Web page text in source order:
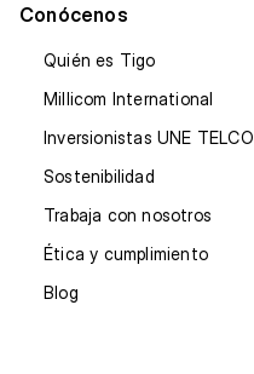
Conócenos
Quién es Tigo
Millicom International
Inversionistas UNE TELCO
Sostenibilidad
Trabaja con nosotros
Ética y cumplimiento
Blog